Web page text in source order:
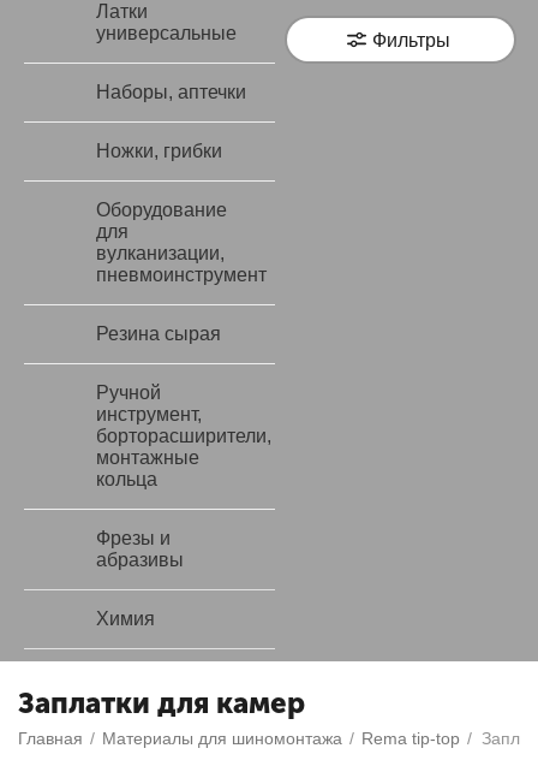
Латки
универсальные
Наборы, аптечки
Ножки, грибки
Оборудование
для
вулканизации,
пневмоинструмент
Резина сырая
Ручной
инструмент,
борторасширители,
монтажные
кольца
Фрезы и
абразивы
Химия
Фильтры
Заплатки для камер
Главная / Материалы для шиномонтажа / Rema tip-top /